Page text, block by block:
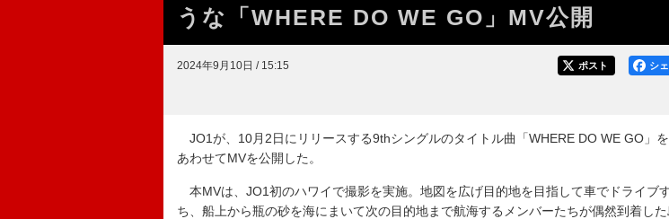
うな「WHERE DO WE GO」MV公開
2024年9月10日 / 15:15 シ
ポスト
JO1が、10月2日にリリースする9thシングルのタイトル曲「WHERE DO WE GO」を
あわせてMVを公開した。
本MVは、JO1初のハワイで撮影を実施。地図を広げ目的地を目指して車でドライブ
ち、船上から瓶の砂を海にまいて次の目的地まで航海するメンバーたちが偶然到着し